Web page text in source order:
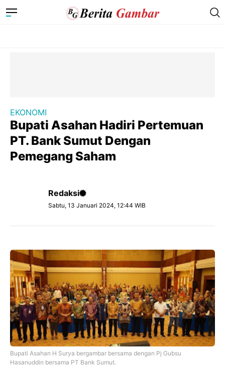
EKONOMI
Bupati Asahan Hadiri Pertemuan
PT. Bank Sumut Dengan
Pemegang Saham
Redaksi
Sabtu, 13 Januari 2024, 12:44 WIB
Bupati Asahan H Surya bergambar bersama dengan Pj Gubsu
Hasanuddin bersama PT Bank Sumut.